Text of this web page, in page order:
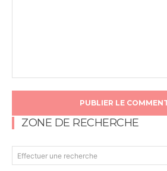
ZONE DE RECHERCHE
Effectuer une recherche